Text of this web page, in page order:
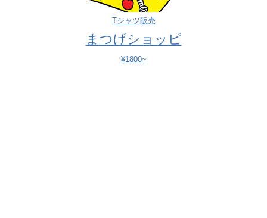
Tシャツ販売
まつげショッピ
¥1800~